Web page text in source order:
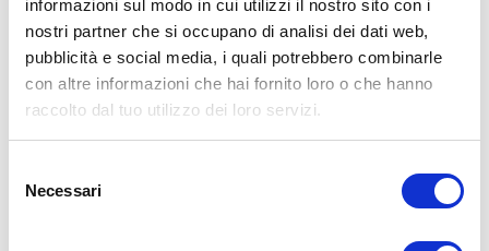
informazioni sul modo in cui utilizzi il nostro sito con i
nostri partner che si occupano di analisi dei dati web,
pubblicità e social media, i quali potrebbero combinarle
con altre informazioni che hai fornito loro o che hanno
raccolto dal tuo utilizzo dei loro servizi.
delNecessari
X
Facebook
Tutorial Esercizi Allenameneto
archer push upflessionipush up
ADD COMMENT
Commento*